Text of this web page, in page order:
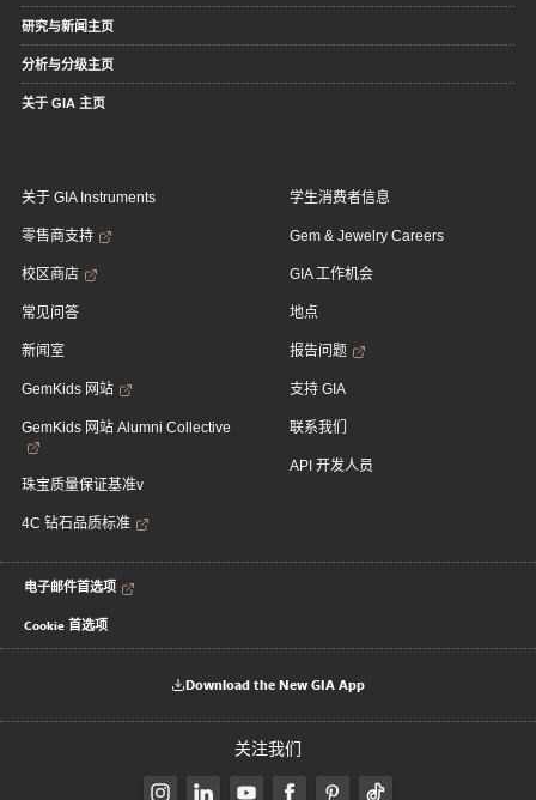
研究与新闻主页
分析与分级主页
关于 GIA 主页
关于 GIA Instruments
零售商支持
校区商店
常见问答
新闻室
GemKids 网站
GemKids 网站 Alumni Collective
珠宝质量保证基准v
4C 钻石品质标准
学生消费者信息
Gem & Jewelry Careers
GIA 工作机会
地点
报告问题
支持 GIA
联系我们
API 开发人员
电子邮件首选项
Cookie 首选项
Download the New GIA App
关注我们